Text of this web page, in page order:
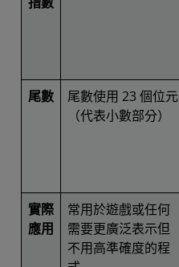
尾數
尾數使用 23 個位元
（代表小數部分）
實際
應用
常用於遊戲或任何
需要更廣泛表示但
不用高準確度的程